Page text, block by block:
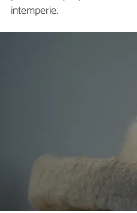
intemperie.